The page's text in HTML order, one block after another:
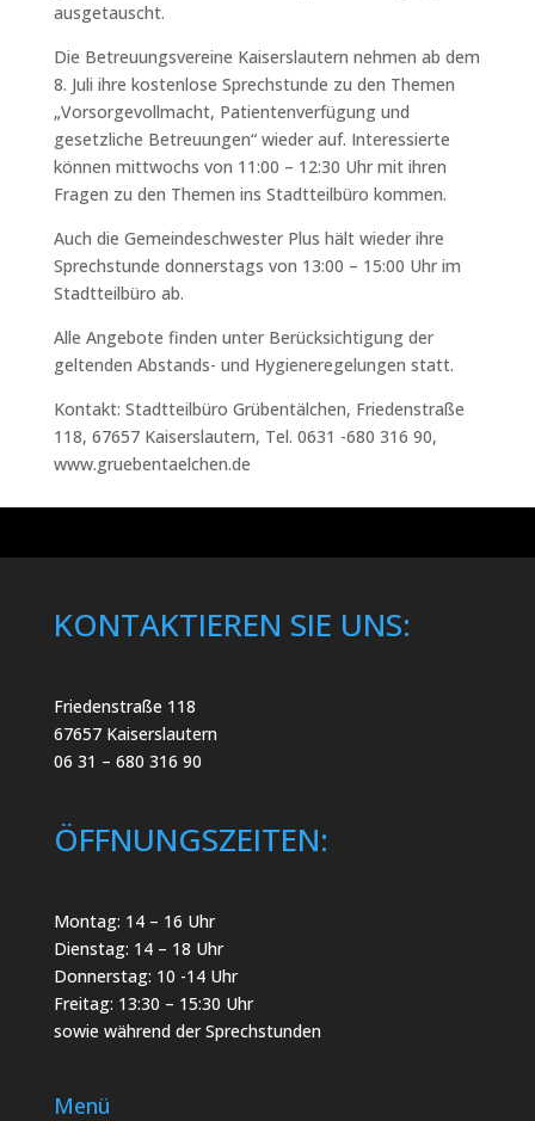
ausgetauscht.
Die Betreuungsvereine Kaiserslautern nehmen ab dem
8. Juli ihre kostenlose Sprechstunde zu den Themen
„Vorsorgevollmacht, Patientenverfügung und
gesetzliche Betreuungen“ wieder auf. Interessierte
können mittwochs von 11:00 – 12:30 Uhr mit ihren
Fragen zu den Themen ins Stadtteilbüro kommen.
Auch die Gemeindeschwester Plus hält wieder ihre
Sprechstunde donnerstags von 13:00 – 15:00 Uhr im
Stadtteilbüro ab.
Alle Angebote finden unter Berücksichtigung der
geltenden Abstands- und Hygieneregelungen statt.
Kontakt: Stadtteilbüro Grübentälchen, Friedenstraße
118, 67657 Kaiserslautern, Tel. 0631 -680 316 90,
www.gruebentaelchen.de
KONTAKTIEREN SIE UNS:
Friedenstraße 118
67657 Kaiserslautern
06 31 – 680 316 90
ÖFFNUNGSZEITEN:
Montag: 14 – 16 Uhr
Dienstag: 14 – 18 Uhr
Donnerstag: 10 -14 Uhr
Freitag: 13:30 – 15:30 Uhr
sowie während der Sprechstunden
Menü